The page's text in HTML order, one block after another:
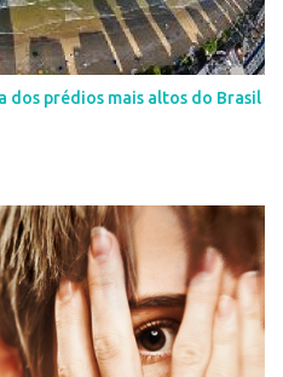
dos prédios mais altos do Brasil